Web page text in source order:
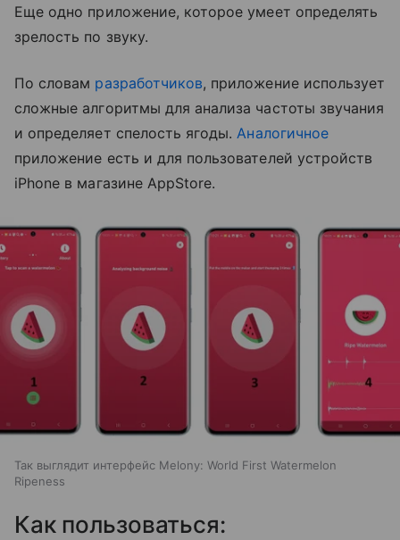
Еще одно приложение, которое умеет определять
зрелость по звуку.
По словам разработчиков, приложение использует
сложные алгоритмы для анализа частоты звучания
и определяет спелость ягоды.Аналогичное
приложение есть и для пользователей устройств
iPhone в магазине AppStore.
Так выглядит интерфейс Melony: World First Watermelon
Ripeness
Как пользоваться: